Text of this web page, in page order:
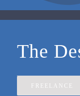
The
FREELANCE